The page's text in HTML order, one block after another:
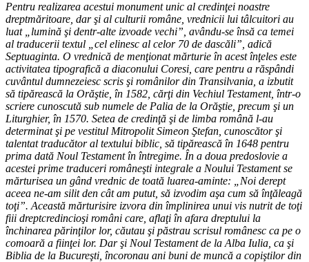
Pentru realizarea acestui monument unic al credinţei noastre
dreptmăritoare, dar şi al culturii române, vrednicii lui tâlcuitori au
luat „lumină şi dentr-alte izvoade vechi”, avându-se însă ca temei
al traducerii textul „cel elinesc al celor 70 de dascăli”, adică
Septuaginta. O vrednică de menţionat mărturie în acest înţeles este
activitatea tipografică a diaconului Coresi, care pentru a răspândi
cuvântul dumnezeiesc scris şi românilor din Transilvania, a izbutit
să tipărească la Orăştie, în 1582, cărţi din Vechiul Testament, într-o
scriere cunoscută sub numele de Palia de la Orăştie, precum şi un
Liturghier, în 1570. Setea de credinţă şi de limba română l-au
determinat şi pe vestitul Mitropolit Simeon Ştefan, cunoscător şi
talentat traducător al textului biblic, să tipărească în 1648 pentru
prima dată Noul Testament în întregime. În a doua predoslovie a
acestei prime traduceri româneşti integrale a Noului Testament se
mărturisea un gând vrednic de toată luarea-aminte: „Noi derept
aceea ne-am silit den cât am putut, să izvodim aşa cum să înţăleagă
toţi”. Această mărturisire izvora din împlinirea unui vis nutrit de toţi
fiii dreptcredincioşi români care, aflaţi în afara dreptului la
închinarea părinţilor lor, căutau şi păstrau scrisul românesc ca pe o
comoară a fiinţei lor. Dar şi Noul Testament de la Alba Iulia, ca şi
Biblia de la Bucureşti, încoronau ani buni de muncă a copiştilor din